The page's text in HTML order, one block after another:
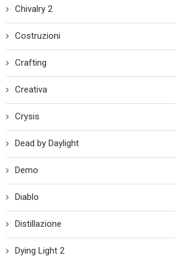
Chivalry 2
Costruzioni
Crafting
Creativa
Crysis
Dead by Daylight
Demo
Diablo
Distillazione
Dying Light 2